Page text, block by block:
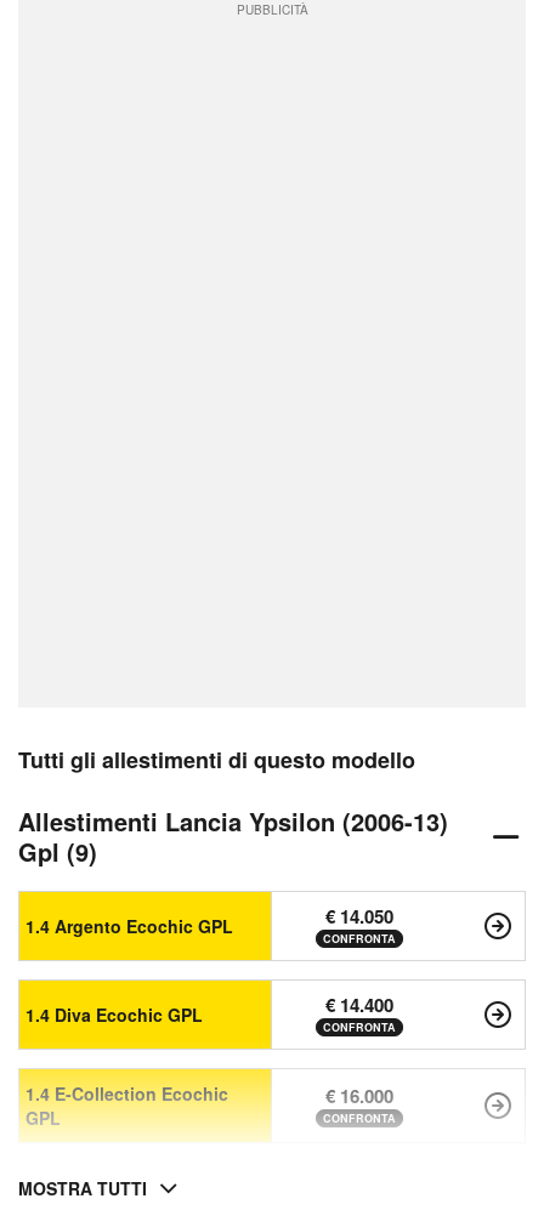
PUBBLICITÀ
Tutti gli allestimenti di questo modello
Allestimenti Lancia Ypsilon (2006-13)
Gpl (9)
1.4 Argento Ecochic GPL € 14.050
CONFRONTA
1.4 Diva Ecochic GPL € 14.400
CONFRONTA
1.4 E-Collection Ecochic
GPL
€ 16.000
CONFRONTA
MOSTRA TUTTI